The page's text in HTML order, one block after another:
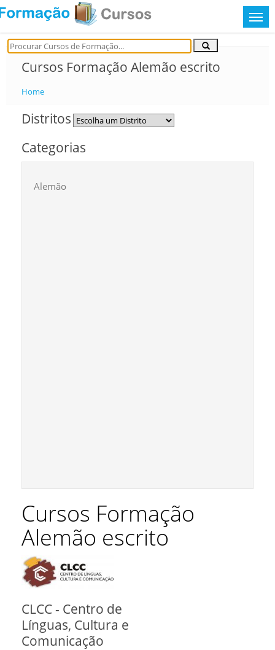
Cursos Formação Alemão escrito
Home
Distritos
Categorias
Alemão
Cursos Formação
Alemão escrito
CLCC - Centro de
Línguas, Cultura e
Comunicação